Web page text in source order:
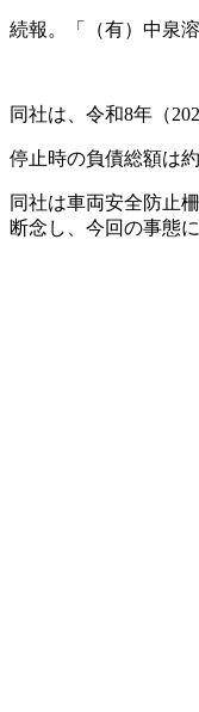
続報。「（有）中泉
同社は、令和8年（
停止時の負債総額は
同社は車両安全防止
断念し、今回の事態に